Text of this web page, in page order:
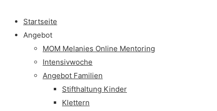
Startseite
Angebot
MOM Melanies Online Mentoring
Intensivwoche
Angebot Familien
Stifthaltung Kinder
Klettern